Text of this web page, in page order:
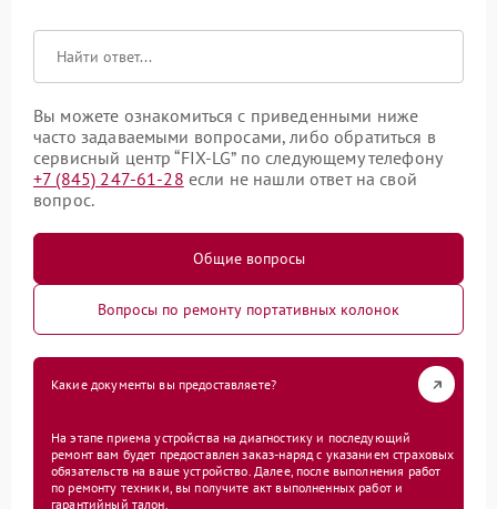
Вы можете ознакомиться с приведенными ниже
часто задаваемыми вопросами, либо обратиться в
сервисный центр “FIX-LG” по следующему телефону
+7 (845) 247-61-28 если не нашли ответ на свой
вопрос.
Общие вопросы
Вопросы по ремонту портативных колонок
Какие документы вы предоставляете?
На этапе приема устройства на диагностику и последующий
ремонт вам будет предоставлен заказ-наряд с указанием страховых
обязательств на ваше устройство. Далее, после выполнения работ
по ремонту техники, вы получите акт выполненных работ и
гарантийный талон.